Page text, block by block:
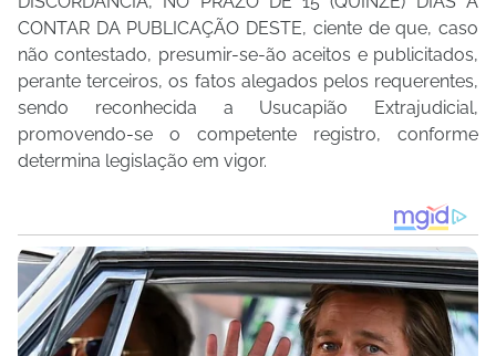
CONTAR DA PUBLICAÇÃO DESTE, ciente de que, caso
não contestado, presumir-se-ão aceitos e publicitados,
perante terceiros, os fatos alegados pelos requerentes,
sendo reconhecida a Usucapião Extrajudicial,
promovendo-se o competente registro, conforme
determina legislação em vigor.